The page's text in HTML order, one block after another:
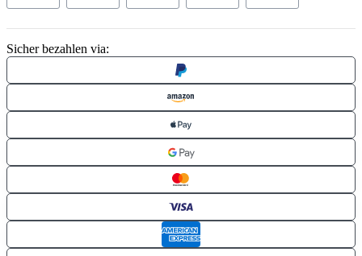
Sicher bezahlen via: